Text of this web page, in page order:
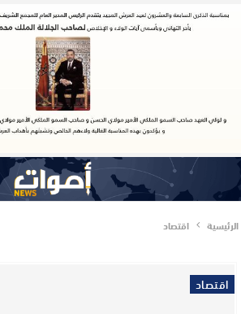
الرئيسية اقتصاد
اقتصاد